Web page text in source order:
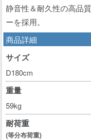
静音性＆耐久性の高品
ーを採用。
商品詳細
サイズ
D180cm
重量
59kg
耐荷重
(等分布荷重)